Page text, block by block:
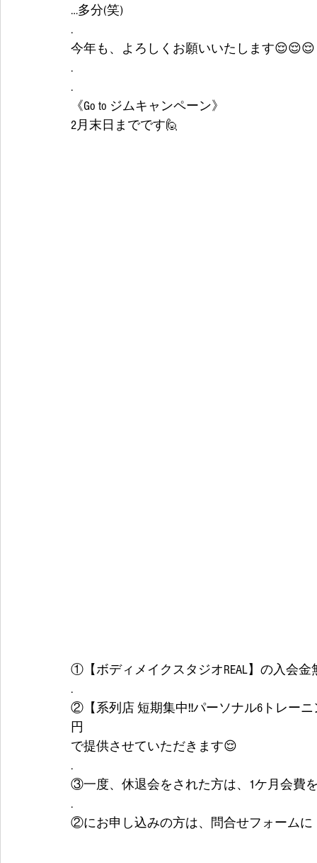
…多分(笑)
.
今年も、よろしくお願いいたします😌😌😌
.
.
《Go to ジムキャンペーン》
2月末日までです🙋
①【ボディメイクスタジオREAL】の入会金
.
②【系列店 短期集中‼️パーソナル6トレーニ
円
で提供させていただきます😌
.
③一度、休退会をされた方は、1ケ月会費
.
②にお申し込みの方は、問合せフォーム